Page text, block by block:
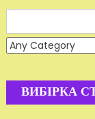
for:
ВИБІРКА